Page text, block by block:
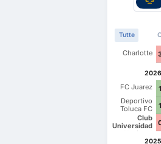
Tutte
Charlotte
FC Juarez
Deportivo
Toluca FC
Club
Universidad
Nacional